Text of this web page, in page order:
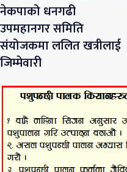
नेकपाको धनगढी
उपमहानगर समिति
संयोजकमा ललित खत्रीलाई
जिम्मेवारी